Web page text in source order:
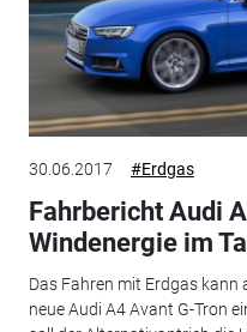
30.06.2017 #Erdgas
Fahrbericht Audi
Windenergie im
Das Fahren mit Erdgas kann
neue Audi A4 Avant G-Tron